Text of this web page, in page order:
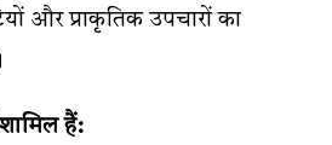
और प्राकृतिक उपचारों का
हैं: